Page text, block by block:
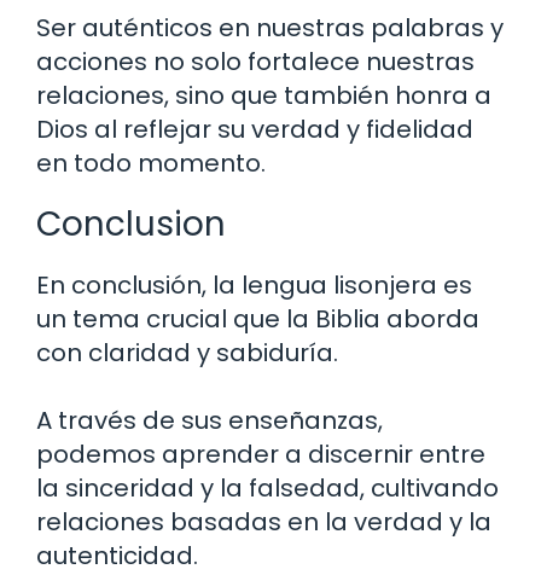
Ser auténticos en nuestras palabras y
acciones no solo fortalece nuestras
relaciones, sino que también honra a
Dios al reflejar su verdad y fidelidad
en todo momento.
Conclusion
En conclusión, la lengua lisonjera es
un tema crucial que la Biblia aborda
con claridad y sabiduría.
A través de sus enseñanzas,
podemos aprender a discernir entre
la sinceridad y la falsedad, cultivando
relaciones basadas en la verdad y la
autenticidad.